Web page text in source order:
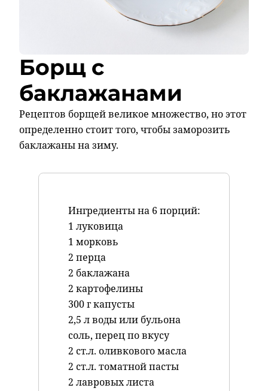
Борщ с
баклажанами
Рецептов борщей великое множество, но этот
определенно стоит того, чтобы заморозить
баклажаны на зиму.
Ингредиенты на 6 порций:
1 луковица
1 морковь
2 перца
2 баклажана
2 картофелины
300 г капусты
2,5 л воды или бульона
соль, перец по вкусу
2 ст.л. оливкового масла
2 ст.л. томатной пасты
2 лавровых листа